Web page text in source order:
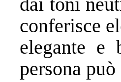
conferisce
elegante
persona